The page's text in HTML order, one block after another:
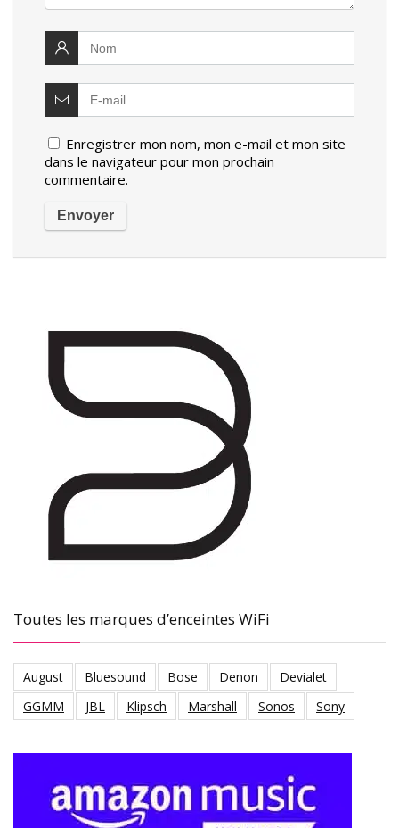
Enregistrer mon nom, mon e-mail et mon site
dans le navigateur pour mon prochain
commentaire.
Toutes les marques d’enceintes WiFi
August Bluesound Bose Denon
Devialet
GGMM
JBL Klipsch Marshall Sonos Sony